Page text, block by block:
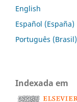
English
Español (España)
Português (Brasil)
Indexada em